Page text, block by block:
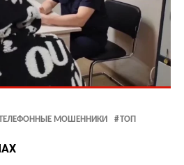
МОШЕННИКИ ТОП